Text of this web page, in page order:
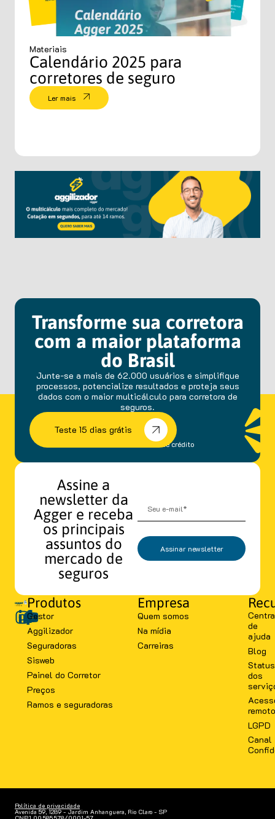
Materiais
Calendário 2025 para
corretores de seguro
Ler mais
Transforme sua corretora
com a maior plataforma
do Brasil
Junte-se a mais de 62.000 usuários e simplifique
processos, potencialize resultados e proteja seus
dados com o maior multicálculo para corretora de
seguros.
Teste 15 dias grátis
sem fidelidade e cartão de crédito
Assine a
newsletter da
Agger e receba
os principais
assuntos do
mercado de
seguros
Assinar newsletter
Produtos
Gestor
Aggilizador
Seguradoras
Sisweb
Painel do Corretor
Preços
Ramos e seguradoras
Empresa
Quem somos
Na mídia
Carreiras
de
ajuda
Blog
Status
dos
remoto
LGPD
Canal
Política de privacidade
Avenida 59, 1289 - Jardim Anhanguera, Rio Claro - SP